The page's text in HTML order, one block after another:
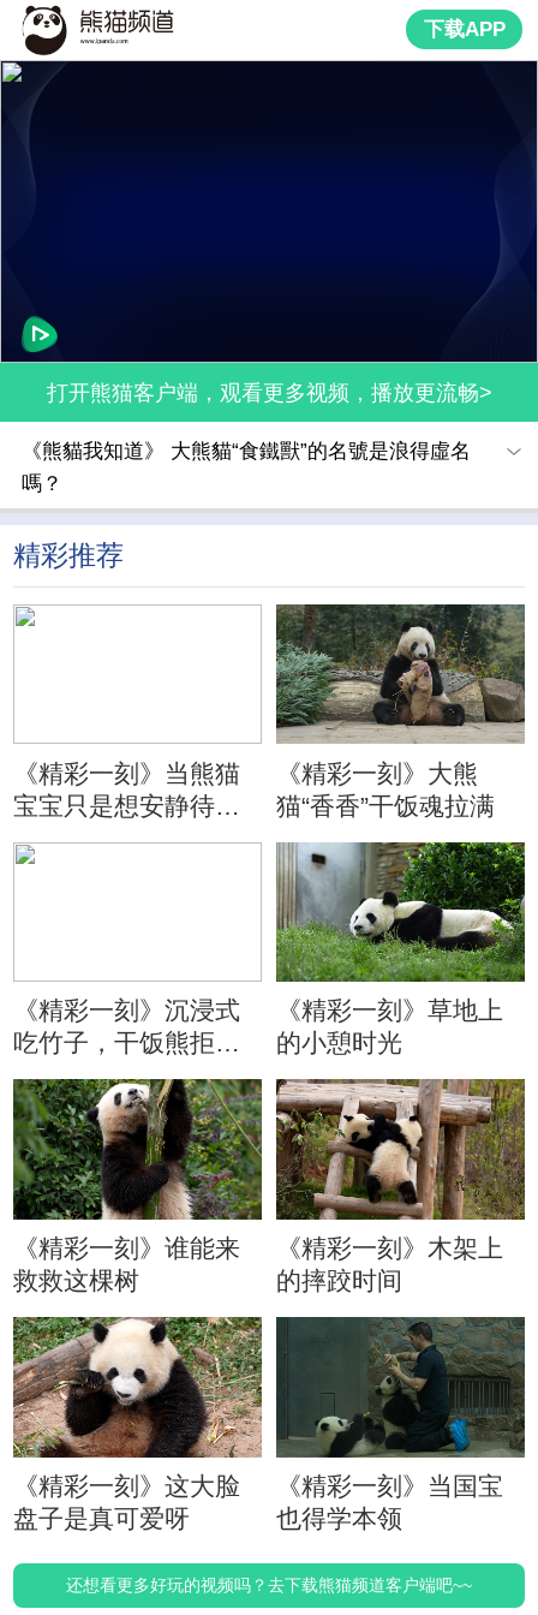
下载APP
打开熊猫客户端，观看更多视频，播放更流畅>
《熊貓我知道》 大熊貓“食鐵獸”的名號是浪得虛名
嗎？
精彩推荐
《精彩一刻》当熊猫
宝宝只是想安静待会
儿
《精彩一刻》大熊
猫“香香”干饭魂拉满
《精彩一刻》沉浸式
吃竹子，干饭熊拒绝
分心
《精彩一刻》草地上
的小憩时光
《精彩一刻》谁能来
救救这棵树
《精彩一刻》木架上
的摔跤时间
《精彩一刻》这大脸
盘子是真可爱呀
《精彩一刻》当国宝
也得学本领
还想看更多好玩的视频吗？去下载熊猫频道客户端吧~~